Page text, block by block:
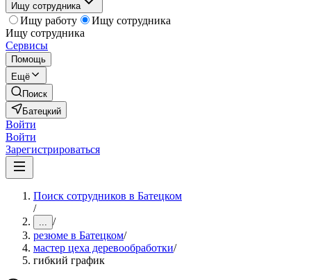
Ищу сотрудника
Ищу работу
Ищу сотрудника
Ищу сотрудника
Сервисы
Помощь
Ещё
Поиск
Батецкий
Войти
Войти
Зарегистрироваться
Поиск сотрудников в Батецком
/
... /
резюме в Батецком/
мастер цеха деревообработки/
гибкий график